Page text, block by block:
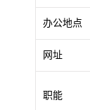
办公地点
网址
职能